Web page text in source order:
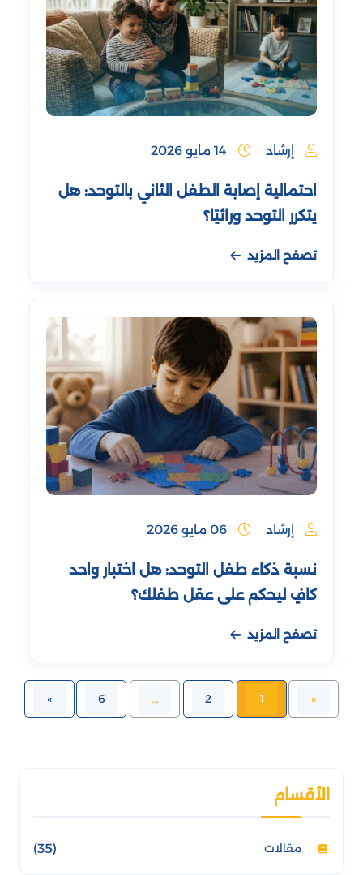
إرشاد
احتمالية إصابة الطفل الثاني بالتوحد: هل
يتكرر التوحد وراثيًا؟
تصفح المزيد
إرشاد
نسبة ذكاء طفل التوحد: هل اختبار واحد
كافٍ ليحكم على عقل طفلك؟
تصفح المزيد
«
1
2
...
6
»
الأقسام
مقالات (35)